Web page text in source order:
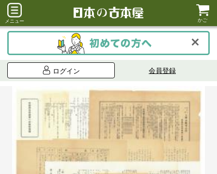
メニュー かご
ログイン 会員登録